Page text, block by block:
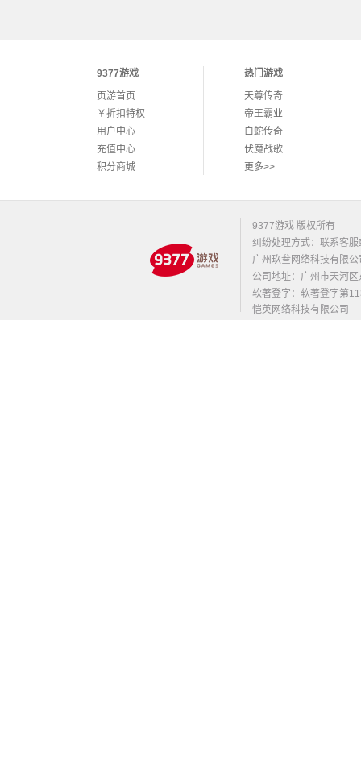
9377游戏
页游首页
￥折扣特权
用户中心
充值中心
积分商城
热门游戏
天尊传奇
帝王霸业
白蛇传奇
伏魔战歌
更多>>
9377游戏 版权所有
纠纷处理方式：联系客服
广州玖叁网络科技有限
公司地址：广州市天河
软著登字：软著登字第
恺英网络科技有限公司